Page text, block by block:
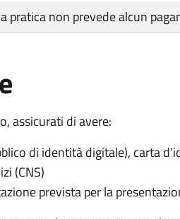
pratica non prevede alcun
assicurati di avere:
di identità digitale), carta
(CNS)
prevista per la